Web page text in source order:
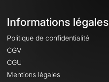
Informations légales
Politique de confidentialité
CGV
CGU
Mentions légales